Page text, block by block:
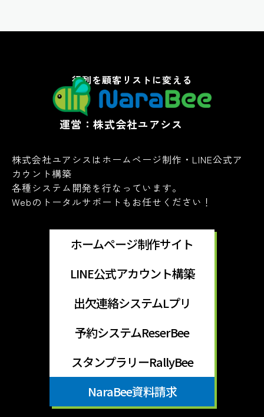
行列を顧客リストに変える
運営：株式会社ユアシス
株式会社ユアシスはホームページ制作・LINE公式ア
カウント構築
各種システム開発を行なっています。
Webのトータルサポートもお任せください！
ホームページ制作サイト
LINE公式アカウント構築
出欠連絡システムLプリ
予約システムReserBee
スタンプラリーRallyBee
NaraBee資料請求